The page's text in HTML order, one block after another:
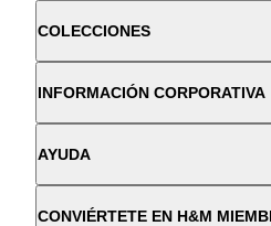
COLECCIONES
INFORMACIÓN CORPORATIVA
AYUDA
CONVIÉRTETE EN H&M